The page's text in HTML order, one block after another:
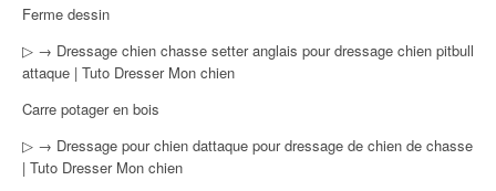
Ferme dessin
▷ → Dressage chien chasse setter anglais pour dressage chien pitbull
attaque | Tuto Dresser Mon chien
Carre potager en bois
▷ → Dressage pour chien dattaque pour dressage de chien de chasse
| Tuto Dresser Mon chien